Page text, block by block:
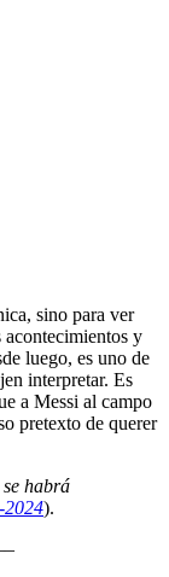
sino para ver
y
luego, es uno de
interpretar. Es
a Messi al campo
pretexto de querer
habrá
2024).